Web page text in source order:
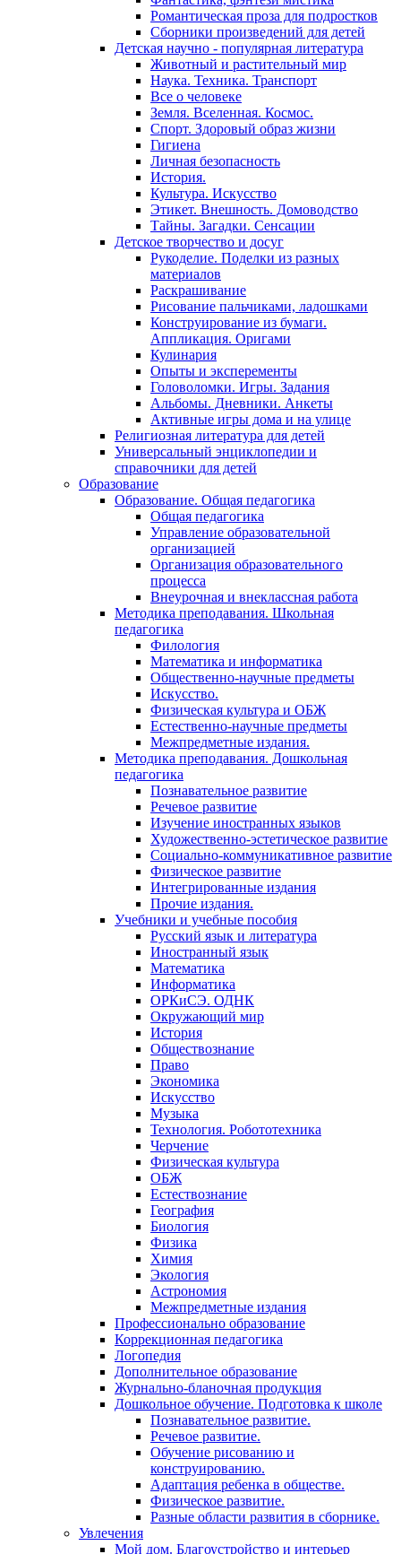
Романтическая проза для подростков
Сборники произведений для детей
Детская научно - популярная литература
Животный и растительный мир
Наука. Техника. Транспорт
Все о человеке
Земля. Вселенная. Космос.
Спорт. Здоровый образ жизни
Гигиена
Личная безопасность
История.
Культура. Искусство
Этикет. Внешность. Домоводство
Тайны. Загадки. Сенсации
Детское творчество и досуг
Рукоделие. Поделки из разных
материалов
Раскрашивание
Рисование пальчиками, ладошками
Конструирование из бумаги.
Аппликация. Оригами
Кулинария
Опыты и эксперементы
Головоломки. Игры. Задания
Альбомы. Дневники. Анкеты
Активные игры дома и на улице
Религиозная литература для детей
Универсальный энциклопедии и
справочники для детей
Образование
Образование. Общая педагогика
Общая педагогика
Управление образовательной
организацией
Организация образовательного
процесса
Внеурочная и внеклассная работа
Методика преподавания. Школьная
педагогика
Филология
Математика и информатика
Общественно-научные предметы
Искусство.
Физическая культура и ОБЖ
Естественно-научные предметы
Межпредметные издания.
Методика преподавания. Дошкольная
педагогика
Познавательное развитие
Речевое развитие
Изучение иностранных языков
Художественно-эстетическое развитие
Социально-коммуникативное развитие
Физическое развитие
Интегрированные издания
Прочие издания.
Учебники и учебные пособия
Русский язык и литература
Иностранный язык
Математика
Информатика
ОРКиСЭ. ОДНК
Окружающий мир
История
Обществознание
Право
Экономика
Искусство
Музыка
Технология. Робототехника
Черчение
Физическая культура
ОБЖ
Естествознание
География
Биология
Физика
Химия
Экология
Астрономия
Межпредметные издания
Профессионально образование
Коррекционная педагогика
Логопедия
Дополнительное образование
Журнально-бланочная продукция
Дошкольное обучение. Подготовка к школе
Познавательное развитие.
Речевое развитие.
Обучение рисованию и
конструированию.
Адаптация ребенка в обществе.
Физическое развитие.
Разные области развития в сборнике.
Увлечения
Мой дом. Благоустройство и интерьер